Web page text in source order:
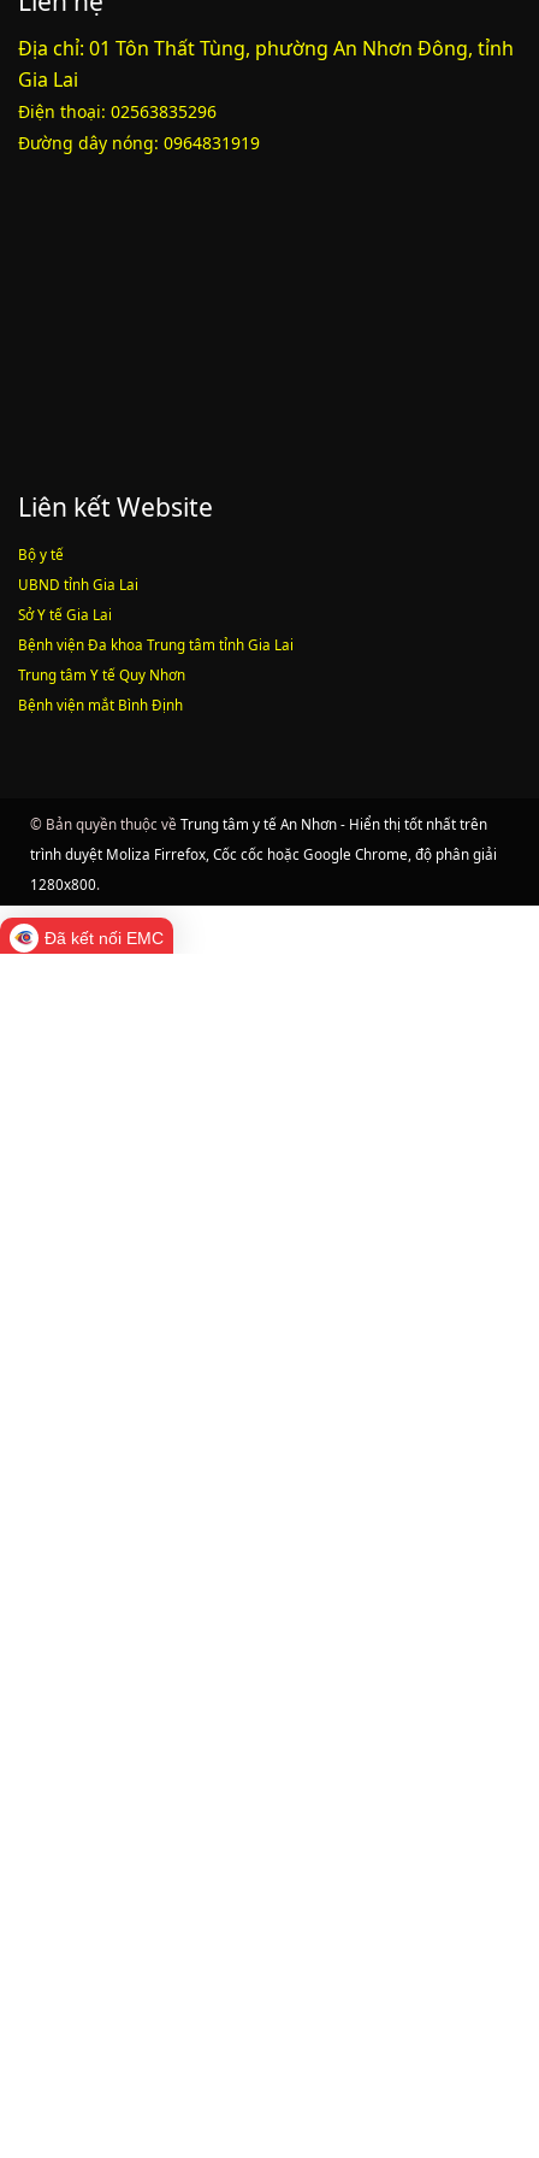
PL3-2164/UBND
Phụ lục 3 - Kèm theo quyết định số 2164
Lượt xem:2010 | lượt tải:1159
Địa chỉ: 01 Tôn Thất Tùng, phường An Nhơn Đông, tỉnh
Gia Lai
Điện thoại: 02563835296
Đường dây nóng: 0964831919
Liên kết Website
Bộ y tế
UBND tỉnh Gia Lai
Sở Y tế Gia Lai
Bệnh viện Đa khoa Trung tâm tỉnh Gia Lai
Trung tâm Y tế Quy Nhơn
Bệnh viện mắt Bình Định
© Bản quyền thuộc về Trung tâm y tế An Nhơn - Hiển thị tốt nhất trên
trình duyệt Moliza Firrefox, Cốc cốc hoặc Google Chrome, độ phân giải
1280x800.
Đã kết nối EMC